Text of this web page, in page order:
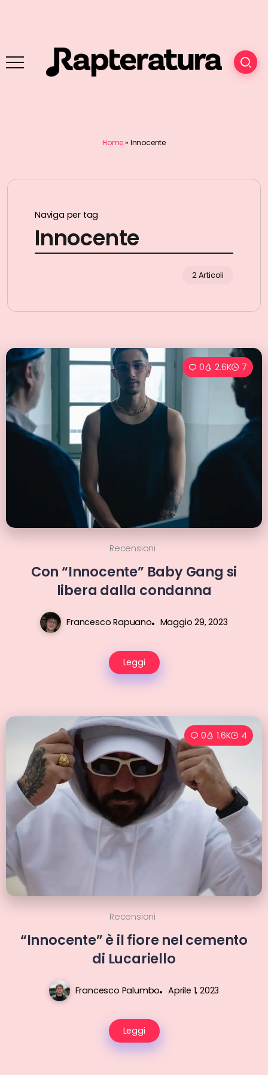
Home» Innocente
Naviga per tag
Innocente
2 Articoli
0 2.6K 7
Recensioni
Con “Innocente” Baby Gang si
libera dalla condanna
Francesco Rapuano Maggio 29, 2023
Leggi
0 1.6K 4
Recensioni
“Innocente” è il fiore nel cemento
di Lucariello
Francesco Palumbo Aprile 1, 2023
Leggi